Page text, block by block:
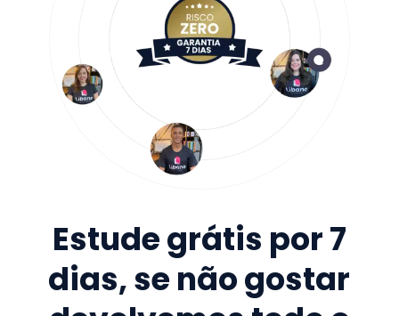
Estude grátis por 7
dias, se não gostar